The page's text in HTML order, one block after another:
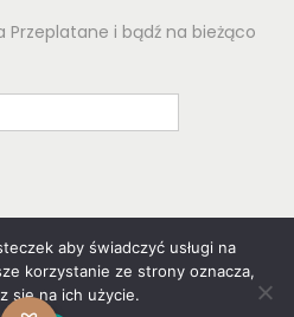
Przeplatane i bądź na bieżąco
All rights reserved. Designed
aby świadczyć usługi na
korzystanie ze strony oznacza,
się na ich użycie.